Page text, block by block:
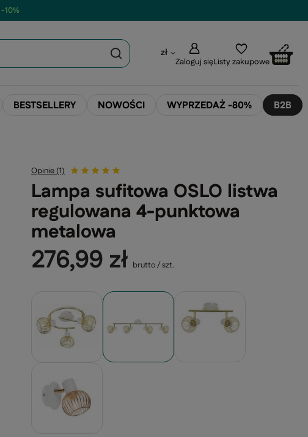
-10%
zł
Zaloguj sięListy zakupowe
BESTSELLERY NOWOŚCI WYPRZEDAŻ -80% B2B
Opinie (1)
Lampa sufitowa OSLO listwa
regulowana 4-punktowa
metalowa
276,99 zł brutto/szt.